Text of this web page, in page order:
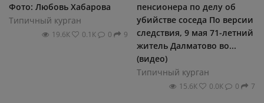
Фото: Любовь Хабарова
Типичный курган
19.6К 0.1К 0 9
пенсионера по делу об
убийстве соседа По версии
следствия, 9 мая 71-летний
житель Далматово во...
(видео)
Типичный курган
15.6К 0.0К 0 7